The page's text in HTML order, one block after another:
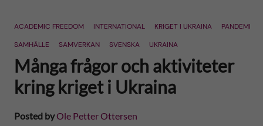
ACADEMIC FREEDOM INTERNATIONAL KRIGET I UKRAINA
PANDEMI
SAMHÄLLE
SAMVERKAN SVENSKA UKRAINA
Många frågor och aktiviteter
kring kriget i Ukraina
Posted byOle Petter Ottersen